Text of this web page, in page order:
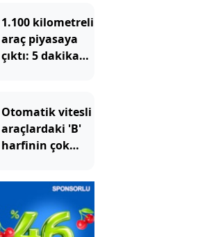
1.100 kilometreli
araç piyasaya
çıktı: 5 dakika
Otomatik vitesli
araçlardaki 'B'
harfinin çok
görevi var: Çoğu
sürücü bilmiyor